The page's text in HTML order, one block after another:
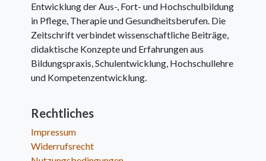
Entwicklung der Aus-, Fort- und Hochschulbildung
in Pflege, Therapie und Gesundheitsberufen. Die
Zeitschrift verbindet wissenschaftliche Beiträge,
didaktische Konzepte und Erfahrungen aus
Bildungspraxis, Schulentwicklung, Hochschullehre
und Kompetenzentwicklung.
Rechtliches
Impressum
Widerrufsrecht